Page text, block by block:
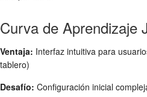
Curva de Aprendizaje
Ventaja: Interfaz intuitiva para
tablero)
Desafío: Configuración inicial